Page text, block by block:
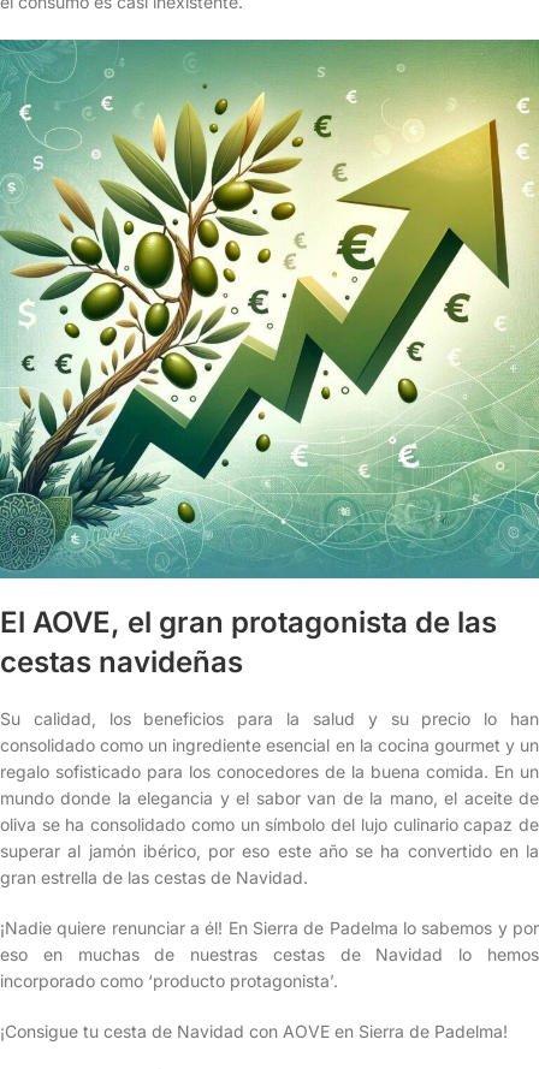
El AOVE, el gran protagonista de las
cestas navideñas
Su calidad, los beneficios para la salud y su precio lo han
consolidado como un ingrediente esencial en la cocina gourmet y un
regalo sofisticado para los conocedores de la buena comida. En un
mundo donde la elegancia y el sabor van de la mano, el aceite de
oliva se ha consolidado como un símbolo del lujo culinario capaz de
superar al jamón ibérico, por eso este año se ha convertido en la
gran estrella de las cestas de Navidad.
¡Nadie quiere renunciar a él! En Sierra de Padelma lo sabemos y por
eso en muchas de nuestras cestas de Navidad lo hemos
incorporado como ‘producto protagonista’.
¡Consigue tu cesta de Navidad con AOVE en Sierra de Padelma!